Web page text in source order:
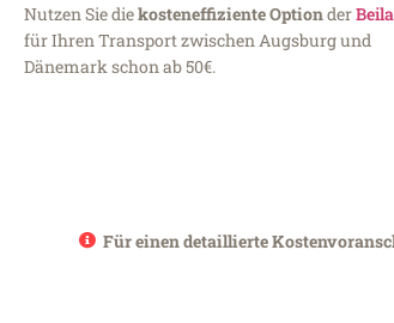
Nutzen Sie diekosteneffiziente Optionder
für Ihren Transport zwischen Augsburg und
Dänemark schon ab 50€.
Für einen detaillierte